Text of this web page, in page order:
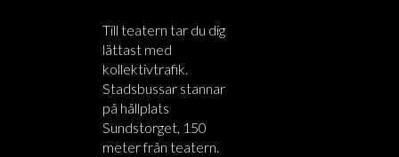
Till teatern tar du dig
lättast med
kollektivtrafik.
Stadsbussar stannar
på hållplats
Sundstorget, 150
meter från teatern.